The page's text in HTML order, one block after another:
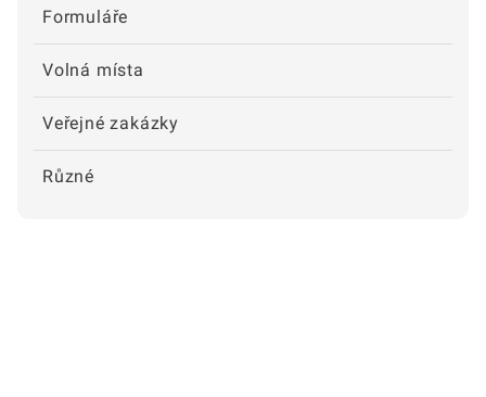
Formuláře
Volná místa
Veřejné zakázky
Různé